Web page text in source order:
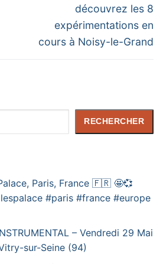
découvrez les 8
expérimentations en
cours à Noisy-le-Grand
RECHERCHER
Paris, France 🇫🇷 🤩💞
#paris #france #europe
– Vendredi 29 Mai
sur-Seine (94)